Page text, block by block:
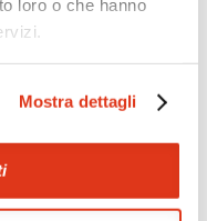
loro o che hanno
Mostra dettagli
benessere